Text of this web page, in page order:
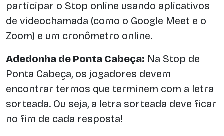
participar o Stop online usando aplicativos
de videochamada (como o Google Meet e o
Zoom) e um cronômetro online.
Adedonha de Ponta Cabeça: Na Stop de
Ponta Cabeça, os jogadores devem
encontrar termos que terminem com a letra
sorteada. Ou seja, a letra sorteada deve ficar
no fim de cada resposta!